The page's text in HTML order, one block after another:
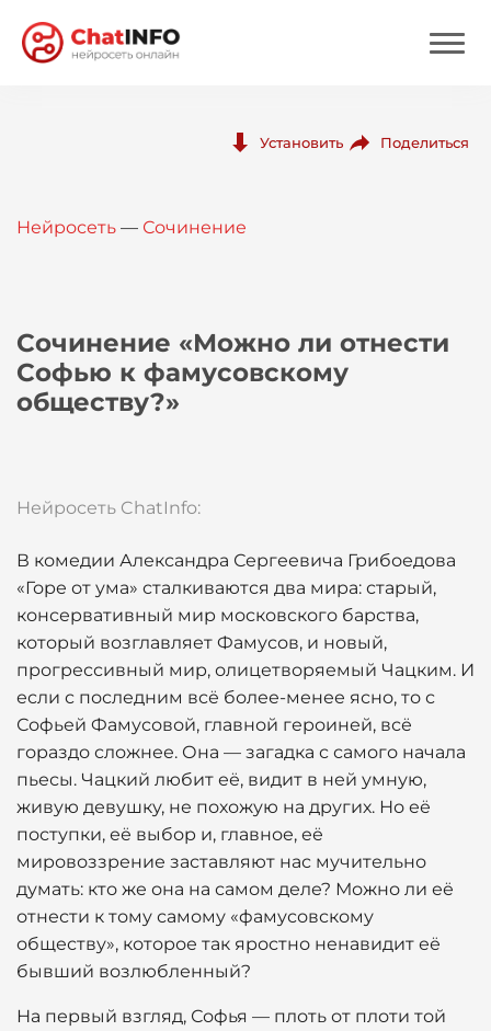
Вход
Установить Поделиться
Нейросеть — Сочинение
Сочинение «Можно ли отнести
Софью к фамусовскому
обществу?»
Нейросеть ChatInfo:
В комедии Александра Сергеевича Грибоедова
«Горе от ума» сталкиваются два мира: старый,
консервативный мир московского барства,
который возглавляет Фамусов, и новый,
прогрессивный мир, олицетворяемый Чацким. И
если с последним всё более-менее ясно, то с
Софьей Фамусовой, главной героиней, всё
гораздо сложнее. Она — загадка с самого начала
пьесы. Чацкий любит её, видит в ней умную,
живую девушку, не похожую на других. Но её
поступки, её выбор и, главное, её
мировоззрение заставляют нас мучительно
думать: кто же она на самом деле? Можно ли её
отнести к тому самому «фамусовскому
обществу», которое так яростно ненавидит её
бывший возлюбленный?
На первый взгляд, Софья — плоть от плоти той